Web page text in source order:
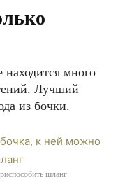
много
Лучший
из бочки.
шланг